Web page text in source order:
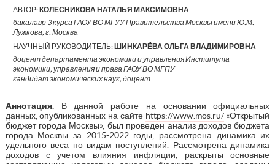
АВТОР:КОЛЕСНИКОВА НАТАЛЬЯ МАКСИМОВНА
бакалавр 3 курса ГАОУ ВО МГУУ Правительства Москвы имени Ю.М.
Лужкова, г. Москва
НАУЧНЫЙ РУКОВОДИТЕЛЬ:ШИНКАРЁВА ОЛЬГА ВЛАДИМИРОВНА
доцент департамента экономики и управления Института
экономики, управления и права ГАОУ ВО МГПУ
кандидат экономических наук, доцент
Аннотация. В данной работе на основании официальных
данных, опубликованных на сайте https://www.mos.ru/«Открытый
бюджет города Москвы», был проведен анализ доходов бюджета
города Москвы за 2015-2022 годы, рассмотрена динамика их
удельного веса по видам поступлений. Рассмотрена динамика
доходов с учетом влияния инфляции, раскрыты основные